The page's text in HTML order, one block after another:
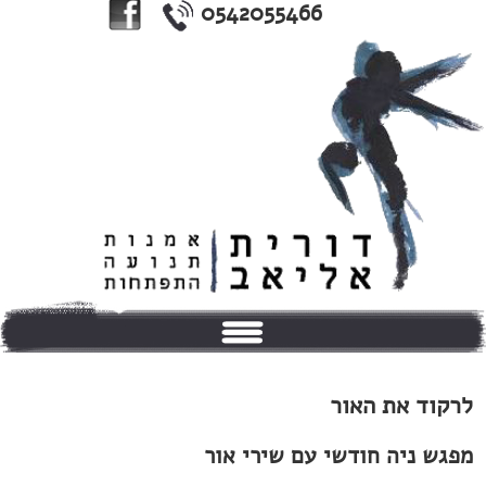
0542055466
אודותי
טיפולים
לרקוד את האור
מפגש ניה חודשי עם שירי אור